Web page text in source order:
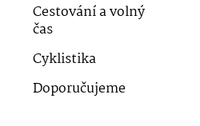
Cestování a volný
čas
Cyklistika
Doporučujeme